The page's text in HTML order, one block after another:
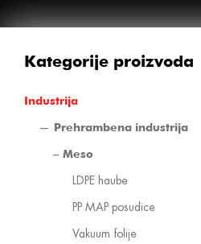
Kategorije proizvoda
Industrija
Prehrambena industrija
Meso
LDPE haube
PP MAP posudice
Vakuum folije